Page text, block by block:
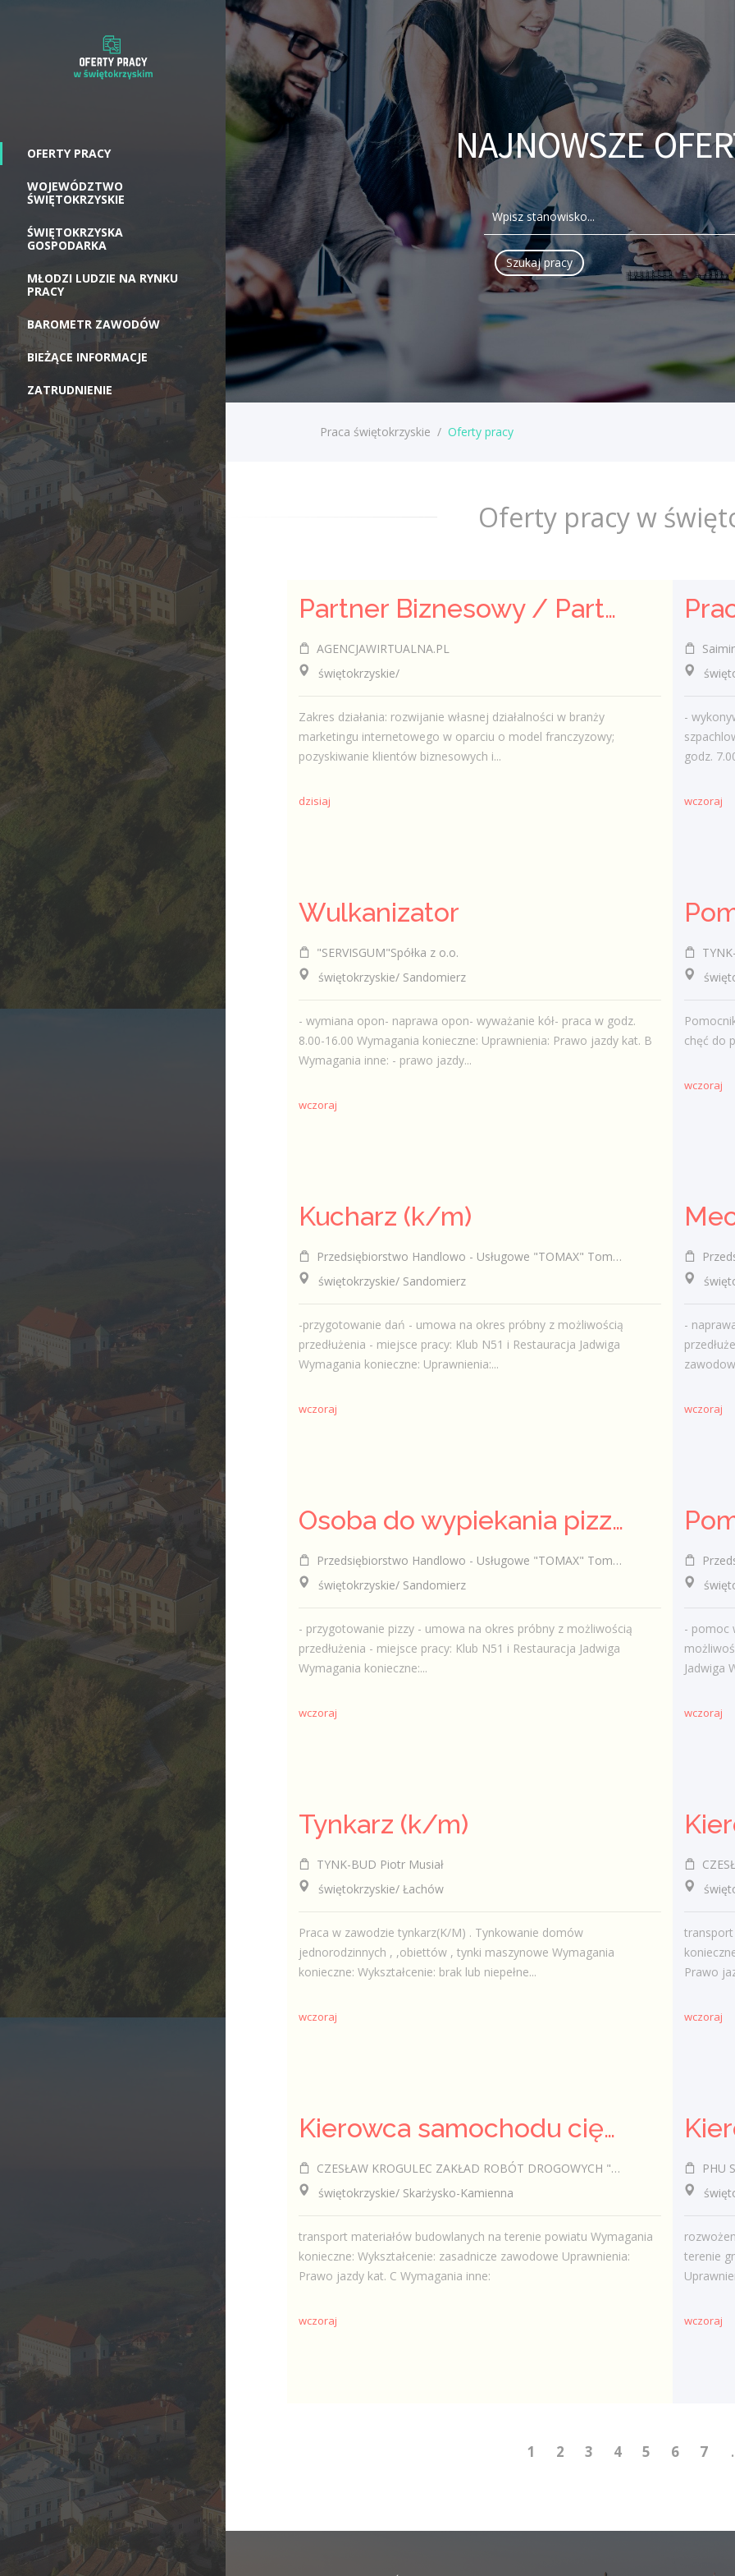
OFERTY PRACY
WOJEWÓDZTWO
ŚWIĘTOKRZYSKIE
ŚWIĘTOKRZYSKA
GOSPODARKA
MŁODZI LUDZIE NA RYNKU
PRACY
BAROMETR ZAWODÓW
BIEŻĄCE INFORMACJE
ZATRUDNIENIE
NAJNOWSZE
Praca świętokrzyskie / Oferty pracy
Oferty pracy w
Partner Biznesowy / Partnerka Biznesowa – agencja marketingu online
AGENCJAWIRTUALNA.PL
świętokrzyskie/
Zakres działania: rozwijanie własnej działalności w branży
marketingu internetowego w oparciu o model franczyzowy;
pozyskiwanie klientów biznesowych i...
dzisiaj
-
godz.
wczoraj
Wulkanizator
"SERVISGUM"Spółka z o.o.
świętokrzyskie/ Sandomierz
- wymiana opon- naprawa opon- wyważanie kół- praca w godz.
8.00-16.00 Wymagania konieczne: Uprawnienia: Prawo jazdy kat. B
Wymagania inne: - prawo jazdy...
wczoraj
chęć do
wczoraj
Kucharz (k/m)
Przedsiębiorstwo Handlowo - Usługowe "TOMAX" Tomasz Winiarski
świętokrzyskie/ Sandomierz
-przygotowanie dań - umowa na okres próbny z możliwością
przedłużenia - miejsce pracy: Klub N51 i Restauracja Jadwiga
Wymagania konieczne: Uprawnienia:...
wczoraj
-
wczoraj
Osoba do wypiekania pizzy (k/m)
Przedsiębiorstwo Handlowo - Usługowe "TOMAX" Tomasz Winiarski
świętokrzyskie/ Sandomierz
- przygotowanie pizzy - umowa na okres próbny z możliwością
przedłużenia - miejsce pracy: Klub N51 i Restauracja Jadwiga
Wymagania konieczne:...
wczoraj
- pomoc
Jadwiga
wczoraj
Tynkarz (k/m)
TYNK-BUD Piotr Musiał
świętokrzyskie/ Łachów
Praca w zawodzie tynkarz(K/M) . Tynkowanie domów
jednorodzinnych , ,obiettów , tynki maszynowe Wymagania
konieczne: Wykształcenie: brak lub niepełne...
wczoraj
Prawo
wczoraj
Kierowca samochodu ciężarowego (k/m)
CZESŁAW KROGULEC ZAKŁAD ROBÓT DROGOWYCH "KROGULEC"
świętokrzyskie/ Skarżysko-Kamienna
transport materiałów budowlanych na terenie powiatu Wymagania
konieczne: Wykształcenie: zasadnicze zawodowe Uprawnienia:
Prawo jazdy kat. C Wymagania inne:
wczoraj
PHU
terenie
wczoraj
1 2 3 4 5 6 7